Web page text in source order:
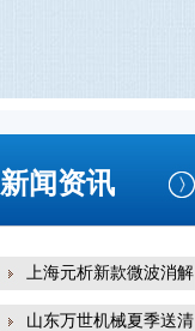
新闻资讯
上海元析新款微波消解
山东万世机械夏季送清